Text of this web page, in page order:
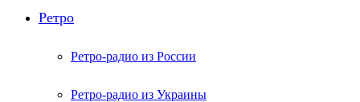
Ретро
Ретро-радио из России
Ретро-радио из Украины